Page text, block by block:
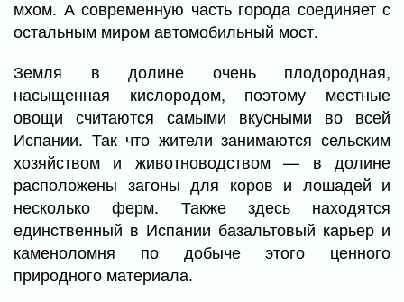
мхом. А современную часть города соединяет с
остальным миром автомобильный мост.
Земля в долине очень плодородная,
насыщенная кислородом, поэтому местные
овощи считаются самыми вкусными во всей
Испании. Так что жители занимаются сельским
хозяйством и животноводством — в долине
расположены загоны для коров и лошадей и
несколько ферм. Также здесь находятся
единственный в Испании базальтовый карьер и
каменоломня по добыче этого ценного
природного материала.